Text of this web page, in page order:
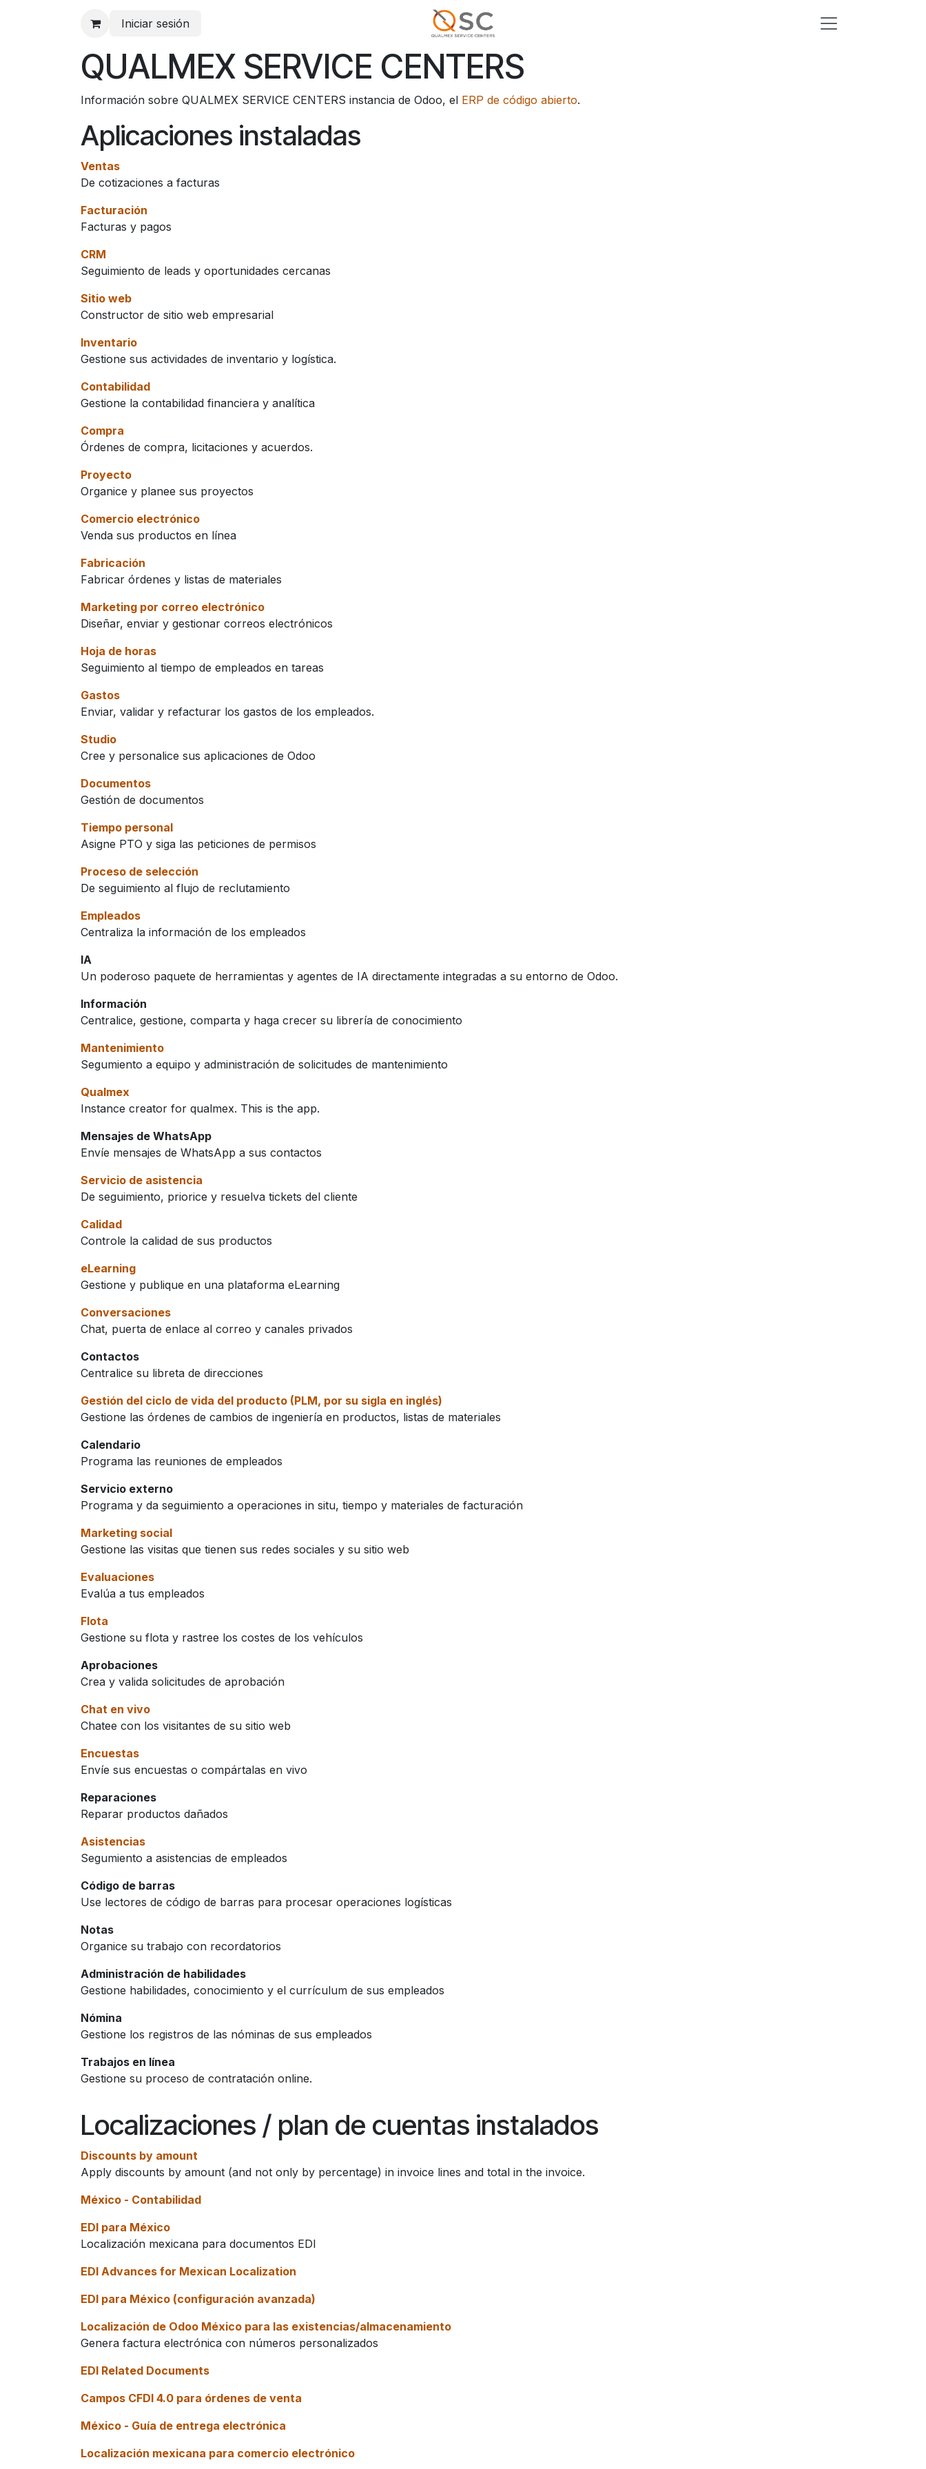
Iniciar sesión
QUALMEX SERVICE CENTERS
Información sobre QUALMEX SERVICE CENTERS instancia de Odoo, el ERP de código abierto.
Aplicaciones instaladas
Ventas
De cotizaciones a facturas
Facturación
Facturas y pagos
CRM
Seguimiento de leads y oportunidades cercanas
Sitio web
Constructor de sitio web empresarial
Inventario
Gestione sus actividades de inventario y logística.
Contabilidad
Gestione la contabilidad financiera y analítica
Compra
Órdenes de compra, licitaciones y acuerdos.
Proyecto
Organice y planee sus proyectos
Comercio electrónico
Venda sus productos en línea
Fabricación
Fabricar órdenes y listas de materiales
Marketing por correo electrónico
Diseñar, enviar y gestionar correos electrónicos
Hoja de horas
Seguimiento al tiempo de empleados en tareas
Gastos
Enviar, validar y refacturar los gastos de los empleados.
Studio
Cree y personalice sus aplicaciones de Odoo
Documentos
Gestión de documentos
Tiempo personal
Asigne PTO y siga las peticiones de permisos
Proceso de selección
De seguimiento al flujo de reclutamiento
Empleados
Centraliza la información de los empleados
IA
Un poderoso paquete de herramientas y agentes de IA directamente integradas a su entorno de Odoo.
Información
Centralice, gestione, comparta y haga crecer su librería de conocimiento
Mantenimiento
Segumiento a equipo y administración de solicitudes de mantenimiento
Qualmex
Instance creator for qualmex. This is the app.
Mensajes de WhatsApp
Envíe mensajes de WhatsApp a sus contactos
Servicio de asistencia
De seguimiento, priorice y resuelva tickets del cliente
Calidad
Controle la calidad de sus productos
eLearning
Gestione y publique en una plataforma eLearning
Conversaciones
Chat, puerta de enlace al correo y canales privados
Contactos
Centralice su libreta de direcciones
Gestión del ciclo de vida del producto (PLM, por su sigla en inglés)
Gestione las órdenes de cambios de ingeniería en productos, listas de materiales
Calendario
Programa las reuniones de empleados
Servicio externo
Programa y da seguimiento a operaciones in situ, tiempo y materiales de facturación
Marketing social
Gestione las visitas que tienen sus redes sociales y su sitio web
Evaluaciones
Evalúa a tus empleados
Flota
Gestione su flota y rastree los costes de los vehículos
Aprobaciones
Crea y valida solicitudes de aprobación
Chat en vivo
Chatee con los visitantes de su sitio web
Encuestas
Envíe sus encuestas o compártalas en vivo
Reparaciones
Reparar productos dañados
Asistencias
Segumiento a asistencias de empleados
Código de barras
Use lectores de código de barras para procesar operaciones logísticas
Notas
Organice su trabajo con recordatorios
Administración de habilidades
Gestione habilidades, conocimiento y el currículum de sus empleados
Nómina
Gestione los registros de las nóminas de sus empleados
Trabajos en línea
Gestione su proceso de contratación online.
Localizaciones / plan de cuentas instalados
Discounts by amount
Apply discounts by amount (and not only by percentage) in invoice lines and total in the invoice.
México - Contabilidad
EDI para México
Localización mexicana para documentos EDI
EDI Advances for Mexican Localization
EDI para México (configuración avanzada)
Localización de Odoo México para las existencias/almacenamiento
Genera factura electrónica con números personalizados
EDI Related Documents
Campos CFDI 4.0 para órdenes de venta
México - Guía de entrega electrónica
Localización mexicana para comercio electrónico